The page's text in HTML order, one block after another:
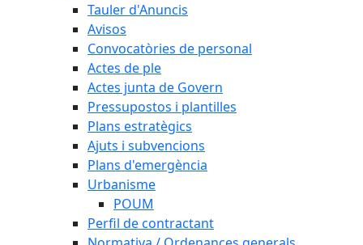
Tauler d'Anuncis
Avisos
Convocatòries de personal
Actes de ple
Actes junta de Govern
Pressupostos i plantilles
Plans estratègics
Ajuts i subvencions
Plans d'emergència
Urbanisme
POUM
Perfil de contractant